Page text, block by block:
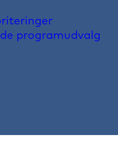
programudvalg